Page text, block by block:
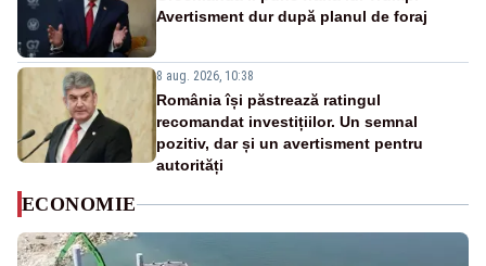
Avertisment dur după planul de foraj
8 aug. 2026, 10:38
România își păstrează ratingul
recomandat investițiilor. Un semnal
pozitiv, dar și un avertisment pentru
autorități
ECONOMIE